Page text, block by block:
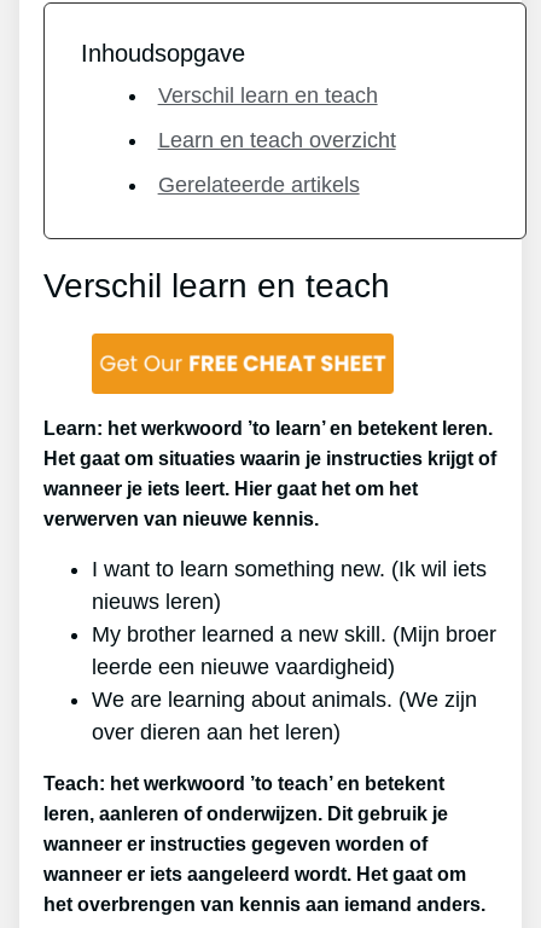
Inhoudsopgave
Verschil learn en teach
Learn en teach overzicht
Gerelateerde artikels
Verschil learn en teach
Learn: het werkwoord ’to learn’ en betekent leren.
Het gaat om situaties waarin je instructies krijgt of
wanneer je iets leert. Hier gaat het om het
verwerven van nieuwe kennis.
I want to learn something new. (Ik wil iets
nieuws leren)
My brother learned a new skill. (Mijn broer
leerde een nieuwe vaardigheid)
We are learning about animals. (We zijn
over dieren aan het leren)
Teach: het werkwoord ’to teach’ en betekent
leren, aanleren of onderwijzen. Dit gebruik je
wanneer er instructies gegeven worden of
wanneer er iets aangeleerd wordt. Het gaat om
het overbrengen van kennis aan iemand anders.